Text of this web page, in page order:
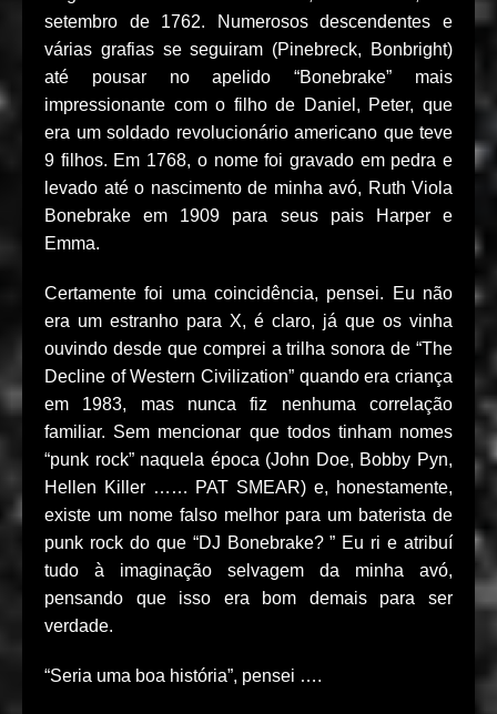
setembro de 1762. Numerosos descendentes e
várias grafias se seguiram (Pinebreck, Bonbright)
até pousar no apelido “Bonebrake” mais
impressionante com o filho de Daniel, Peter, que
era um soldado revolucionário americano que teve
9 filhos. Em 1768, o nome foi gravado em pedra e
levado até o nascimento de minha avó, Ruth Viola
Bonebrake em 1909 para seus pais Harper e
Emma.
Certamente foi uma coincidência, pensei. Eu não
era um estranho para X, é claro, já que os vinha
ouvindo desde que comprei a trilha sonora de “The
Decline of Western Civilization” quando era criança
em 1983, mas nunca fiz nenhuma correlação
familiar. Sem mencionar que todos tinham nomes
“punk rock” naquela época (John Doe, Bobby Pyn,
Hellen Killer …… PAT SMEAR) e, honestamente,
existe um nome falso melhor para um baterista de
punk rock do que “DJ Bonebrake? ” Eu ri e atribuí
tudo à imaginação selvagem da minha avó,
pensando que isso era bom demais para ser
verdade.
“Seria uma boa história”, pensei ….